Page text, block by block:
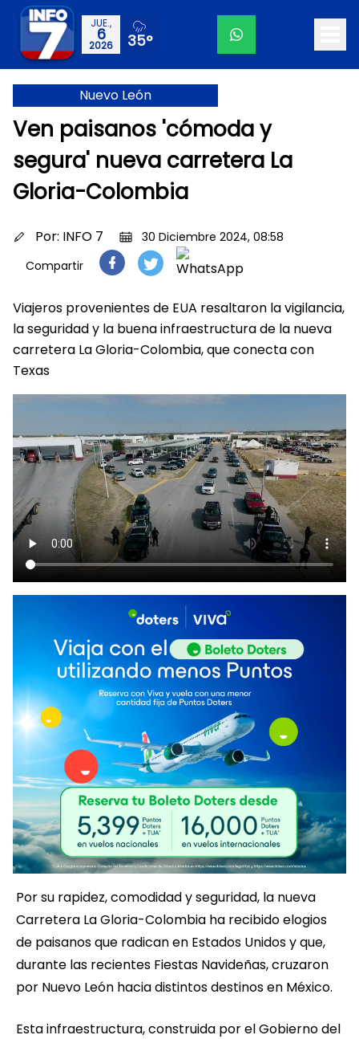
JUE.,
6
2026 35°
Nuevo León
Ven paisanos 'cómoda y
segura' nueva carretera La
Gloria-Colombia
Por: INFO 7
30 Diciembre 2024, 08:58
Compartir
Viajeros provenientes de EUA resaltaron la vigilancia,
la seguridad y la buena infraestructura de la nueva
carretera La Gloria-Colombia, que conecta con
Texas
Por su rapidez, comodidad y seguridad, la nueva
Carretera La Gloria-Colombia ha recibido elogios
de paisanos que radican en Estados Unidos y que,
durante las recientes Fiestas Navideñas, cruzaron
por Nuevo León hacia distintos destinos en México.
Esta infraestructura, construida por el Gobierno del